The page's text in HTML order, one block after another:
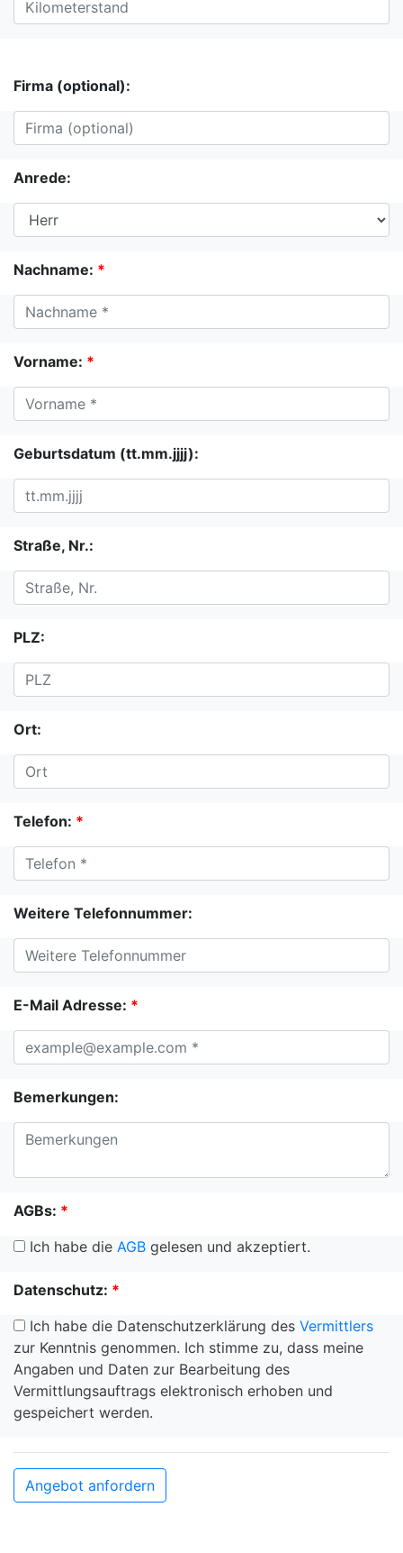
Firma (optional):
Anrede:
Nachname: *
Vorname: *
Geburtsdatum (tt.mm.jjjj):
Straße, Nr.:
PLZ:
Ort:
Telefon: *
Weitere Telefonnummer:
E-Mail Adresse: *
Bemerkungen:
AGBs: *
Ich habe die AGB gelesen und akzeptiert.
Datenschutz: *
Ich habe die Datenschutzerklärung des Vermittlers
zur Kenntnis genommen. Ich stimme zu, dass meine
Angaben und Daten zur Bearbeitung des
Vermittlungsauftrags elektronisch erhoben und
gespeichert werden.
Angebot anfordern